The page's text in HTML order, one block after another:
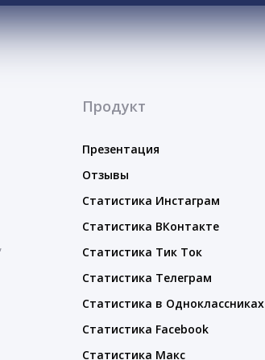
Продукт
Презентация
Отзывы
Статистика Инстаграм
Статистика ВКонтакте
Статистика Тик Ток
Статистика Телеграм
Статистика в Одноклассниках
Статистика Facebook
Статистика Макс